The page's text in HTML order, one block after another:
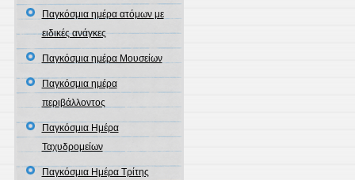
Παγκόσμια ημέρα ατόμων με
ειδικές ανάγκες
Παγκόσμια ημέρα Μουσείων
Παγκόσμια ημέρα
περιβάλλοντος
Παγκόσμια Ημέρα
Ταχυδρομείων
Παγκόσμια Ημέρα Τρίτης